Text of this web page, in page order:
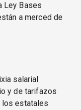
Ley Bases
a merced de
salarial
y de tarifazos
los estatales